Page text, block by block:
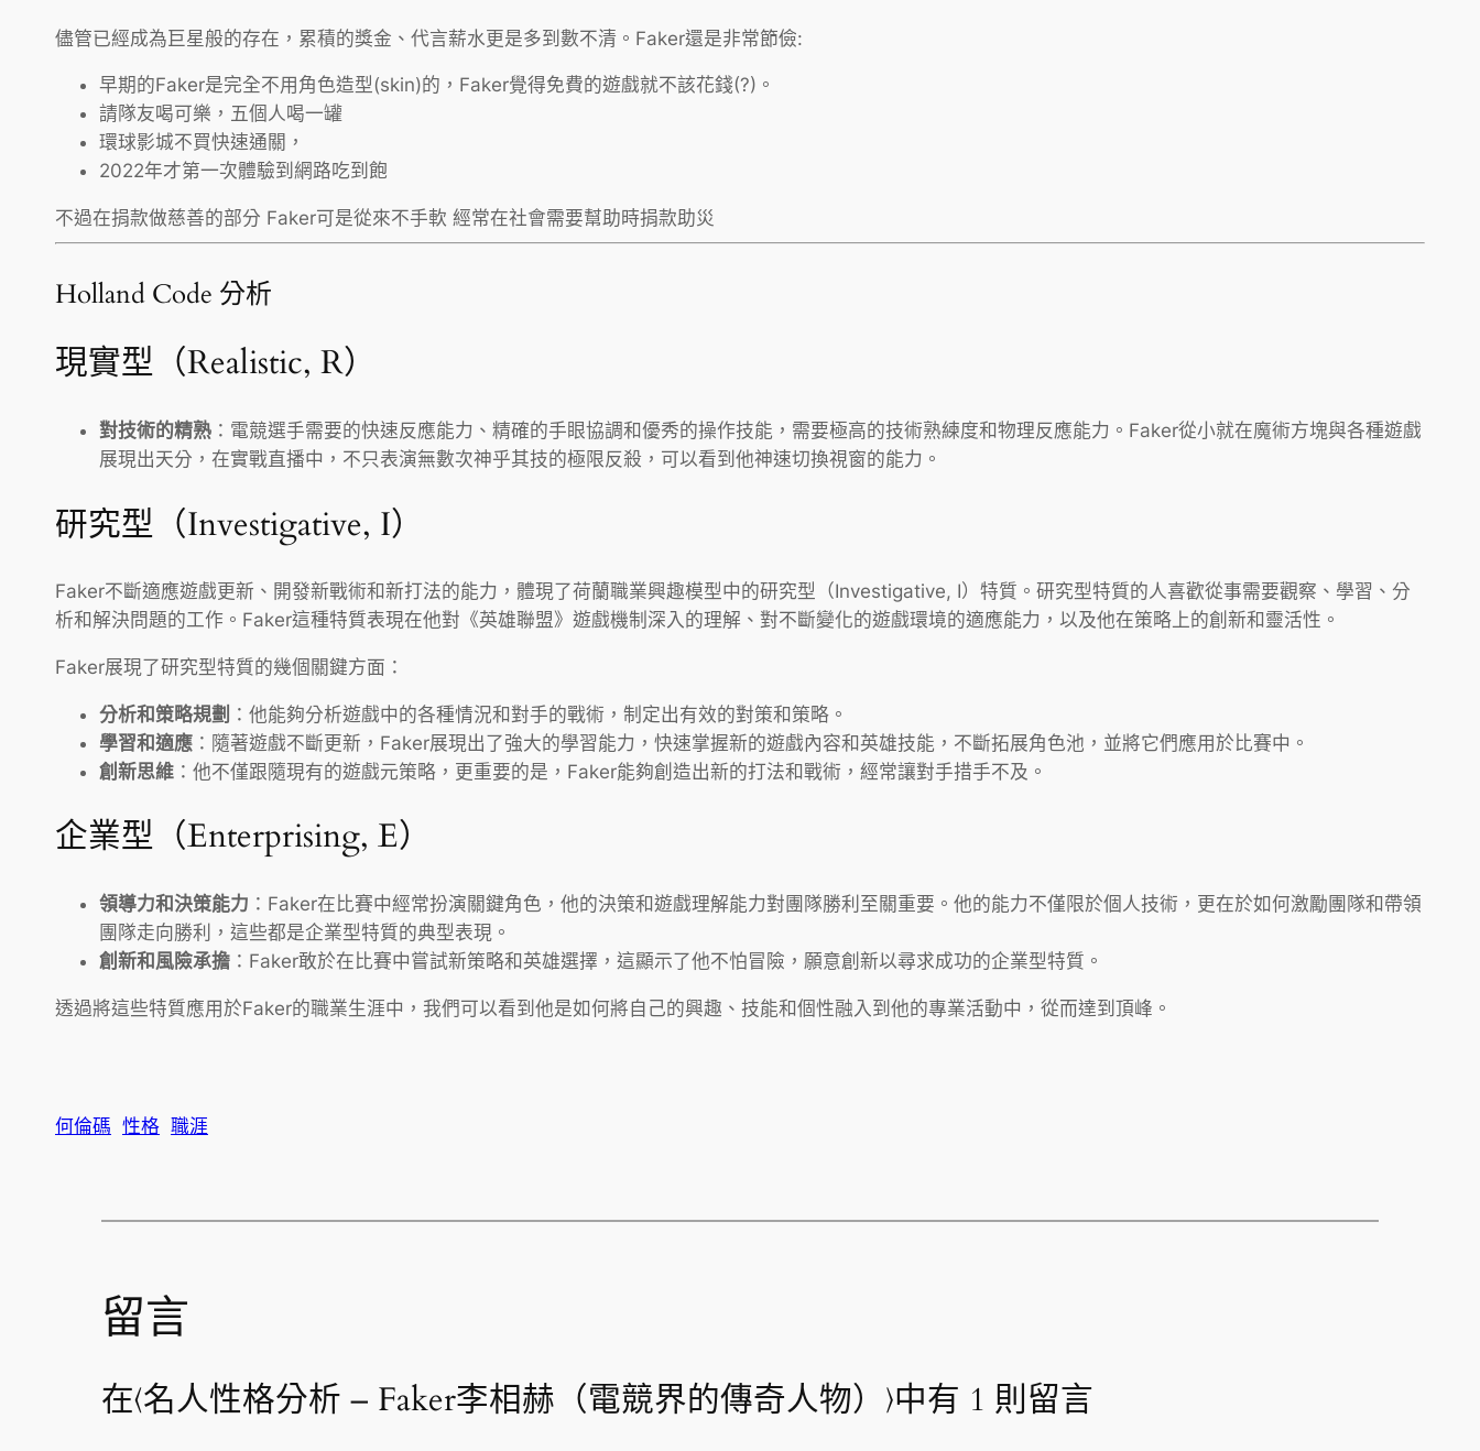
儘管已經成為巨星般的存在，累積的獎金、代言薪水更是多到數不清。Faker還是非常節儉:
早期的Faker是完全不用角色造型(skin)的，Faker覺得免費的遊戲就不該花錢(?)。
請隊友喝可樂，五個人喝一罐
環球影城不買快速通關，
2022年才第一次體驗到網路吃到飽
不過在捐款做慈善的部分 Faker可是從來不手軟 經常在社會需要幫助時捐款助災
Holland Code 分析
現實型（Realistic, R）
對技術的精熟 ：電競選手需要的快速反應能力、精確的手眼協調和優秀的操作技能，需要極高的技術熟練度和物理反應能力。Faker從小就在魔術方塊與各種遊戲
展現出天分，在實戰直播中，不只表演無數次神乎其技的極限反殺，可以看到他神速切換視窗的能力。
研究型（Investigative, I）
Faker不斷適應遊戲更新、開發新戰術和新打法的能力，體現了荷蘭職業興趣模型中的研究型（Investigative, I）特質。研究型特質的人喜歡從事需要觀察、學習、分
析和解決問題的工作。Faker這種特質表現在他對《英雄聯盟》遊戲機制深入的理解、對不斷變化的遊戲環境的適應能力，以及他在策略上的創新和靈活性。
Faker展現了研究型特質的幾個關鍵方面：
分析和策略規劃 ：他能夠分析遊戲中的各種情況和對手的戰術，制定出有效的對策和策略。
學習和適應 ：隨著遊戲不斷更新，Faker展現出了強大的學習能力，快速掌握新的遊戲內容和英雄技能，不斷拓展角色池，並將它們應用於比賽中。
創新思維 ：他不僅跟隨現有的遊戲元策略，更重要的是，Faker能夠創造出新的打法和戰術，經常讓對手措手不及。
企業型（Enterprising, E）
領導力和決策能力 ：Faker在比賽中經常扮演關鍵角色，他的決策和遊戲理解能力對團隊勝利至關重要。他的能力不僅限於個人技術，更在於如何激勵團隊和帶領
團隊走向勝利，這些都是企業型特質的典型表現。
創新和風險承擔 ：Faker敢於在比賽中嘗試新策略和英雄選擇，這顯示了他不怕冒險，願意創新以尋求成功的企業型特質。
透過將這些特質應用於Faker的職業生涯中，我們可以看到他是如何將自己的興趣、技能和個性融入到他的專業活動中，從而達到頂峰。
何倫碼 性格 職涯
留言
在〈名人性格分析 – Faker李相赫（電競界的傳奇人物）〉中有 1 則留言